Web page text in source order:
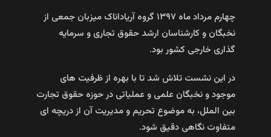
چهارم مرداد ماه ۱۳۹۷ گروه آریاداناک میزبان جمعی از
نخبگان و کارشناسان ارشد حقوق تجاری و سرمایه
گذاری خارجی کشور بود.
در این نشست تلاش شد تا با بهره از ظرفیت های
موجود و نخبگان علمی و عملیاتی در حوزه حقوق تجارت
بین الملل، به موضوع تحریم و مدیریت آن از دریچه ای
متفاوت نگاهی دقیق شود.